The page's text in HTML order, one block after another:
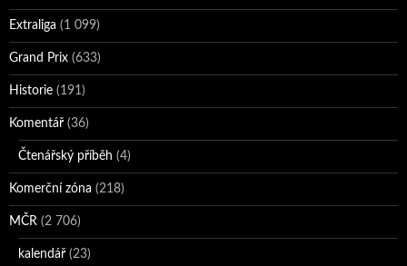
Extraliga (1 099)
Grand Prix (633)
Historie (191)
Komentář (36)
Čtenářský příběh (4)
Komerční zóna (218)
MČR (2 706)
kalendář (23)